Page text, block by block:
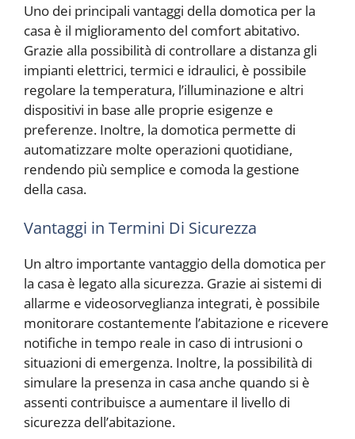
Uno dei principali vantaggi della domotica per la
casa è il miglioramento del comfort abitativo.
Grazie alla possibilità di controllare a distanza gli
impianti elettrici, termici e idraulici, è possibile
regolare la temperatura, l’illuminazione e altri
dispositivi in base alle proprie esigenze e
preferenze. Inoltre, la domotica permette di
automatizzare molte operazioni quotidiane,
rendendo più semplice e comoda la gestione
della casa.
Vantaggi in Termini Di Sicurezza
Un altro importante vantaggio della domotica per
la casa è legato alla sicurezza. Grazie ai sistemi di
allarme e videosorveglianza integrati, è possibile
monitorare costantemente l’abitazione e ricevere
notifiche in tempo reale in caso di intrusioni o
situazioni di emergenza. Inoltre, la possibilità di
simulare la presenza in casa anche quando si è
assenti contribuisce a aumentare il livello di
sicurezza dell’abitazione.